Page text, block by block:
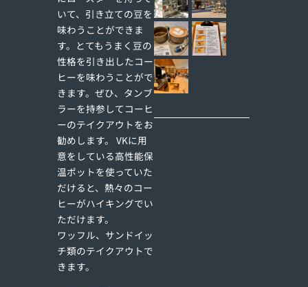
いて、引き立ての豆を
味わうことができま
す。とてもうまく豆の
性格を引き出したコー
ヒーを味わうことがで
きます。ぜひ、タンブ
ラーを持参してコーヒ
ーのテイクアウトをお
勧めします。 VKに用
意をしている高性能保
温ポットを使っていた
だけると、熱々のコー
ヒーがハイキングでい
ただけます。
ワッフル、サンドイッ
チ類のテイクアウトで
きます。